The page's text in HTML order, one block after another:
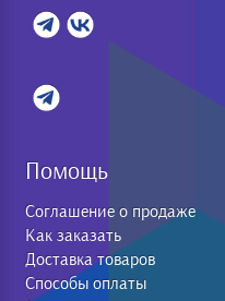
Помощь
Соглашение о продаже
Как заказать
Доставка товаров
Способы оплаты